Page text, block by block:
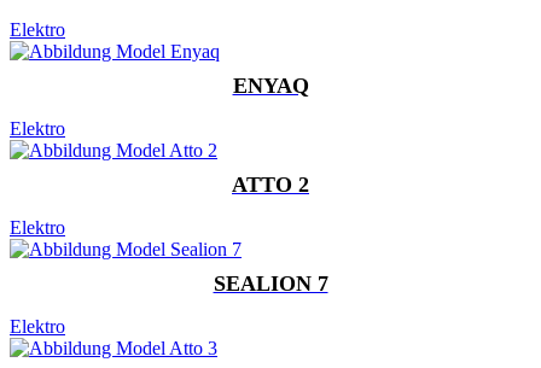
Elektro
ENYAQ
Elektro
ATTO 2
Elektro
SEALION 7
Elektro